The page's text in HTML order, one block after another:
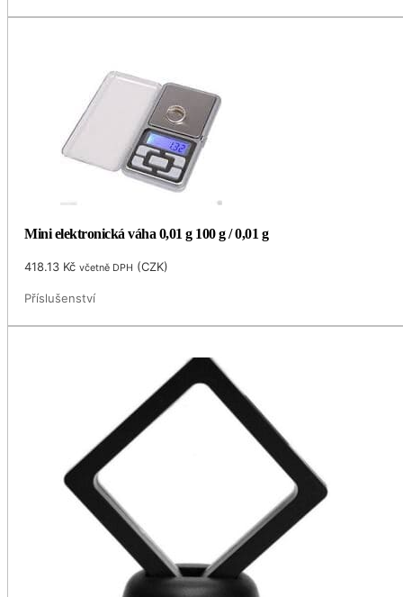
Mini elektronická váha 0,01 g 100 g / 0,01 g
418.13 Kč včetně DPH (CZK)
Příslušenství